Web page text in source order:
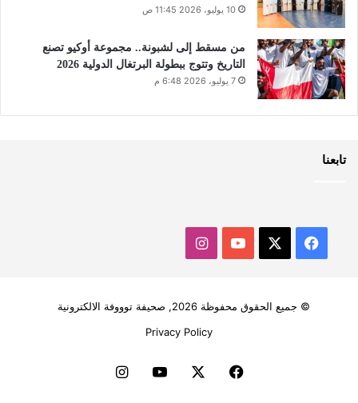
10 يوليو، 2026 11:45 ص
من مسقط إلى لشبونة.. مجموعة أوكيو تصنع
التاريخ وتتوج ببطولة البرتغال الدولية 2026
7 يوليو، 2026 6:48 م
تابعنا
فيسبوك ‫YouTubeانستقرام
© جميع الحقوق محفوظة 2026, صحيفة توووفة الالكترونية
Privacy Policy
فيسبوك ‫YouTubeانستقرام